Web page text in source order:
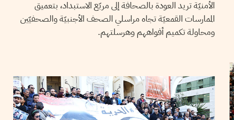
الأمنيّة تريد العودة بالصحافة إلى مربّع الاستبداد، بتعميق
الممارسات القمعيّة تجاه مراسلي الصحف الأجنبيّة والصحفيّين
ومحاولة تكميم أفواههم وهرسلتهم.